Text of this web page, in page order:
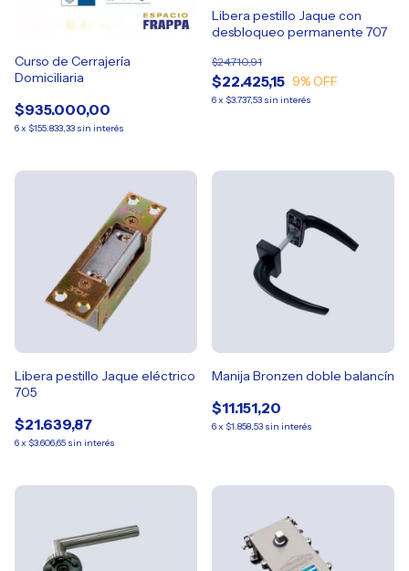
Curso de Cerrajería
Domiciliaria
$935.000,00
6x $155.833,33 sin interés
Libera pestillo Jaque con
desbloqueo permanente 707
$22.425,15
$24.710,91
9% OFF
6x $3.737,53 sin interés
Libera pestillo Jaque eléctrico
705
$21.639,87
6x $3.606,65 sin interés
Manija Bronzen doble balancín
$11.151,20
6x $1.858,53 sin interés